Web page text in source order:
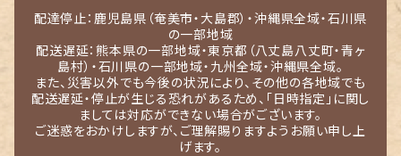
配達停止：鹿児島県（奄美市・大島郡）・沖縄県全域・石川県
の一部地域
配送遅延：熊本県の一部地域・東京都（八丈島八丈町・青ヶ
島村）・石川県の一部地域・九州全域・沖縄県全域。
また、災害以外でも今後の状況により、その他の各地域でも
配送遅延・停止が生じる恐れがあるため、「日時指定」に関し
ましては対応ができない場合がございます。
ご迷惑をおかけしますが、ご理解賜りますようお願い申し上
げます。